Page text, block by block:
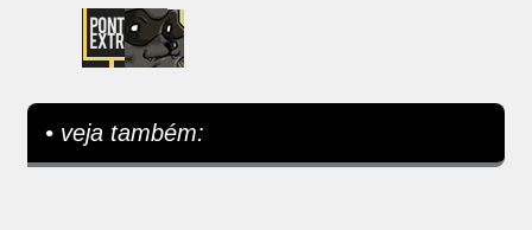
• veja também: